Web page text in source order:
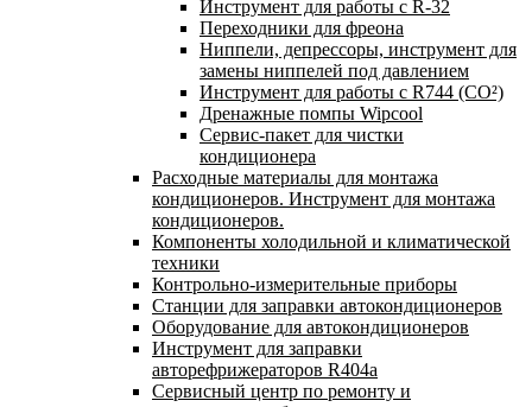
Инструмент для работы с R-32
Переходники для фреона
Ниппели, депрессоры, инструмент для
замены ниппелей под давлением
Инструмент для работы с R744 (CO²)
Дренажные помпы Wipcool
Сервис-пакет для чистки
кондиционера
Расходные материалы для монтажа
кондиционеров. Инструмент для монтажа
кондиционеров.
Компоненты холодильной и климатической
техники
Контрольно-измерительные приборы
Станции для заправки автокондиционеров
Оборудование для автокондиционеров
Инструмент для заправки
авторефрижераторов R404a
Сервисный центр по ремонту и